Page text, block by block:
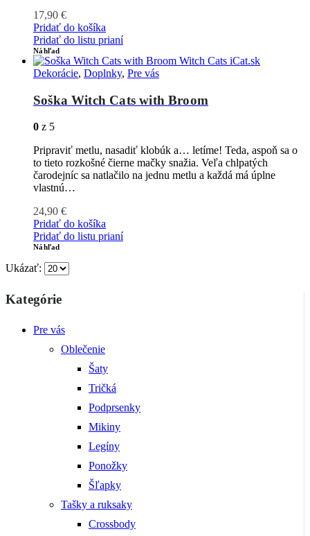
17,90 €
Pridať do košíka
Pridať do listu prianí
Náhľad
Dekorácie, Doplnky, Pre vás
Soška Witch Cats with Broom
0 z 5
Pripraviť metlu, nasadiť klobúk a… letíme! Teda, aspoň sa o
to tieto rozkošné čierne mačky snažia. Veľa chlpatých
čarodejníc sa natlačilo na jednu metlu a každá má úplne
vlastnú…
24,90 €
Pridať do košíka
Pridať do listu prianí
Náhľad
Ukázať:
Kategórie
Pre vás
Oblečenie
Šaty
Tričká
Podprsenky
Mikiny
Legíny
Ponožky
Šľapky
Tašky a ruksaky
Crossbody